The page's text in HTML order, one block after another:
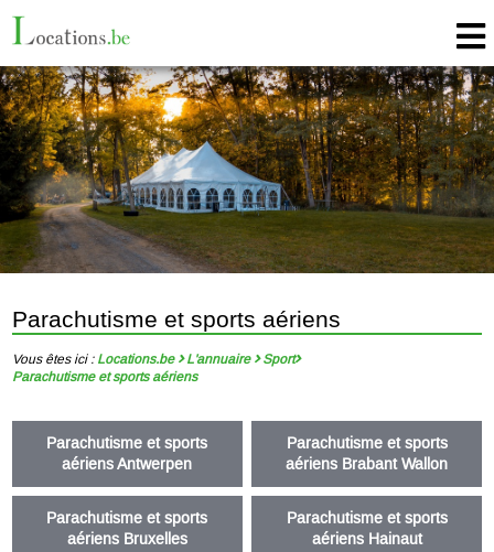
Parachutisme et sports aériens
Vous êtes ici : Locations.be L'annuaire
Sport
Parachutisme et sports aériens
Parachutisme et sports
aériens Antwerpen
Parachutisme et sports
aériens Brabant Wallon
Parachutisme et sports
aériens Bruxelles
Parachutisme et sports
aériens Hainaut